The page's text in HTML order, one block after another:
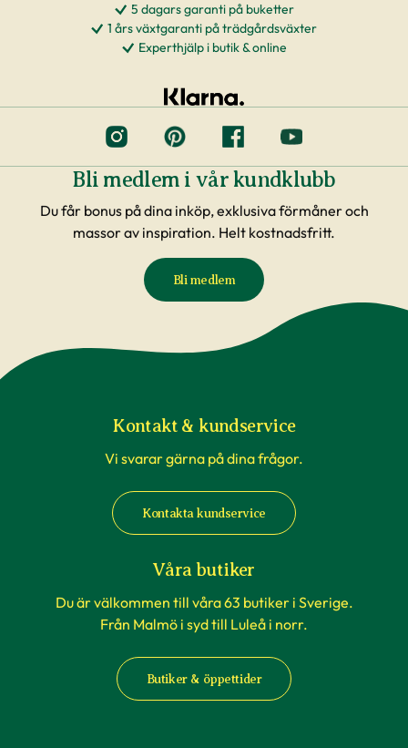
5 dagars garanti på buketter
1 års växtgaranti på trädgårdsväxter
Experthjälp i butik & online
Bli medlem i vår kundklubb
Du får bonus på dina inköp, exklusiva förmåner och
massor av inspiration. Helt kostnadsfritt.
Bli medlem
Kontakt & kundservice
Vi svarar gärna på dina frågor.
Kontakta kundservice
Våra butiker
Du är välkommen till våra 63 butiker i Sverige.
Från Malmö i syd till Luleå i norr.
Butiker & öppettider